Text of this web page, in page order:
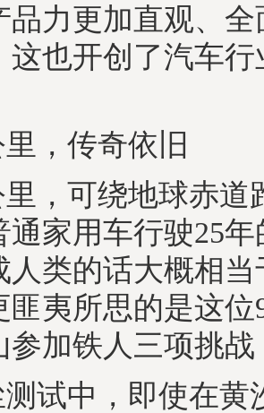
品力更加直观、
这也开创了汽车
，传奇依旧
里，可绕地球赤道
通家用车行驶25
人类的话大概相当
匪夷所思的是这位
参加铁人三项挑战
试中，即使在黄